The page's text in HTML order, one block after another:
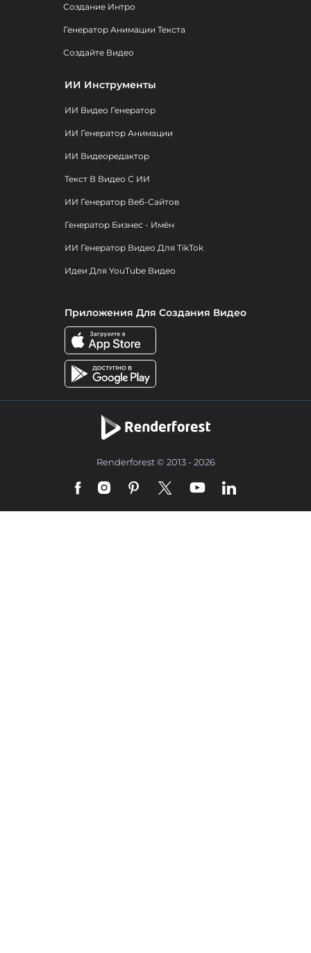
Создание Интро
Генератор Анимации Текста
Создайте Видео
ИИ Инструменты
ИИ Видео Генератор
ИИ Генератор Анимации
ИИ Видеоредактор
Текст В Видео С ИИ
ИИ Генератор Веб-Сайтов
Генератор Бизнес - Имён
ИИ Генератор Видео Для TikTok
Идеи Для YouTube Видео
Приложения Для Создания Видео
Renderforest © 2013 - 2026